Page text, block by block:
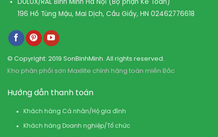
DULUX/RAL Bình Minh Hà Nội (Bộ phận Kế Toán)
196 Hồ Tùng Mậu, Mai Dịch, Cầu Giấy, HN 02462776618
© Copyright: 2019 SonBinhMinh. All rights reserved.
Kho phân phối sơn Maxilite chính hãng toàn miền Bắc
Hướng dẫn thanh toán
Khách hàng Cá nhân/Hộ gia đình
Khách hàng Doanh nghiệp/Tổ chức